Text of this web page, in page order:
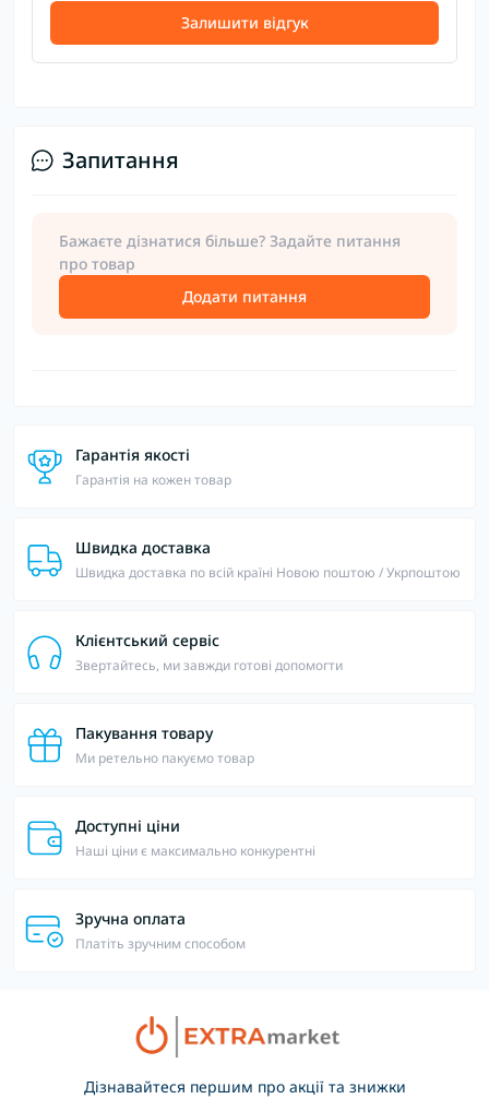
Залишити відгук
Запитання
Бажаєте дізнатися більше? Задайте питання
про товар
Додати питання
Гарантія якості
Гарантія на кожен товар
Швидка доставка
Швидка доставка по всій країні Новою поштою / Укрпоштою
Клієнтський сервіс
Звертайтесь, ми завжди готові допомогти
Пакування товару
Ми ретельно пакуємо товар
Доступні ціни
Наші ціни є максимально конкурентні
Зручна оплата
Платіть зручним способом
Дізнавайтеся першим про акції та знижки